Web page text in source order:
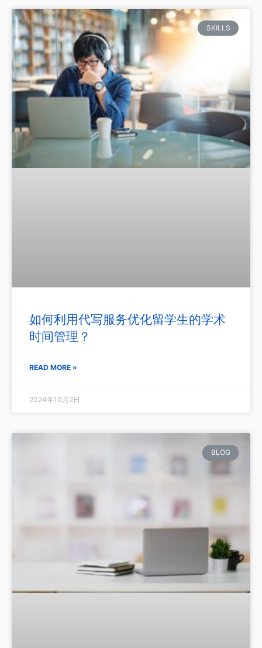
SKILLS
如何利用代写服务优化留学生的学术
时间管理？
READ MORE »
2024年10月2日
BLOG